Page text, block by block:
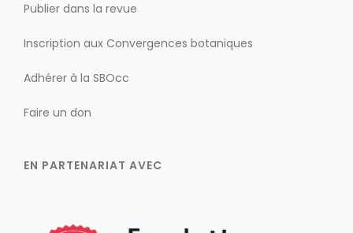
Publier dans la revue
Inscription aux Convergences botaniques
Adhérer à la SBOcc
Faire un don
EN PARTENARIAT AVEC